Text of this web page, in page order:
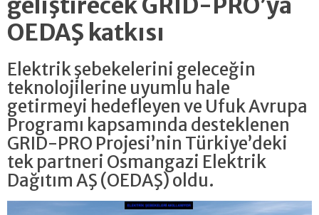
OEDAŞ katkısı
Elektrik şebekelerini geleceğin
teknolojilerine uyumlu hale
getirmeyi hedefleyen ve Ufuk Avrupa
Programı kapsamında desteklenen
GRID-PRO Projesi’nin Türkiye’deki
tek partneri Osmangazi Elektrik
Dağıtım AŞ (OEDAŞ) oldu.